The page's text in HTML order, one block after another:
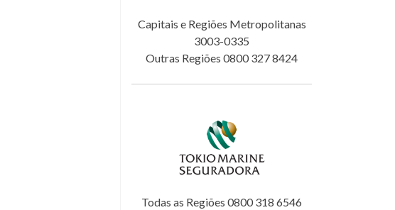
Capitais e Regiões Metropolitanas
3003-0335
Outras Regiões 0800 327 8424
Todas as Regiões 0800 318 6546